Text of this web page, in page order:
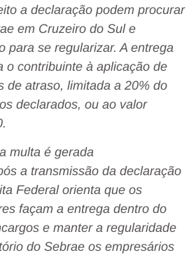
a declaração podem procurar
em Cruzeiro do Sul e
para se regularizar. A entrega
o contribuinte à aplicação de
de atraso, limitada a 20% do
declarados, ou ao valor
multa é gerada
a transmissão da declaração
Federal orienta que os
façam a entrega dentro do
e manter a regularidade
do Sebrae os empresários